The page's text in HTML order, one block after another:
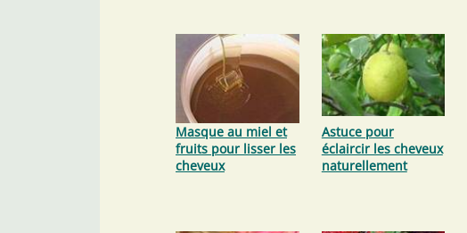
Masque au miel et
fruits pour lisser les
cheveux
Astuce pour
éclaircir les cheveux
naturellement